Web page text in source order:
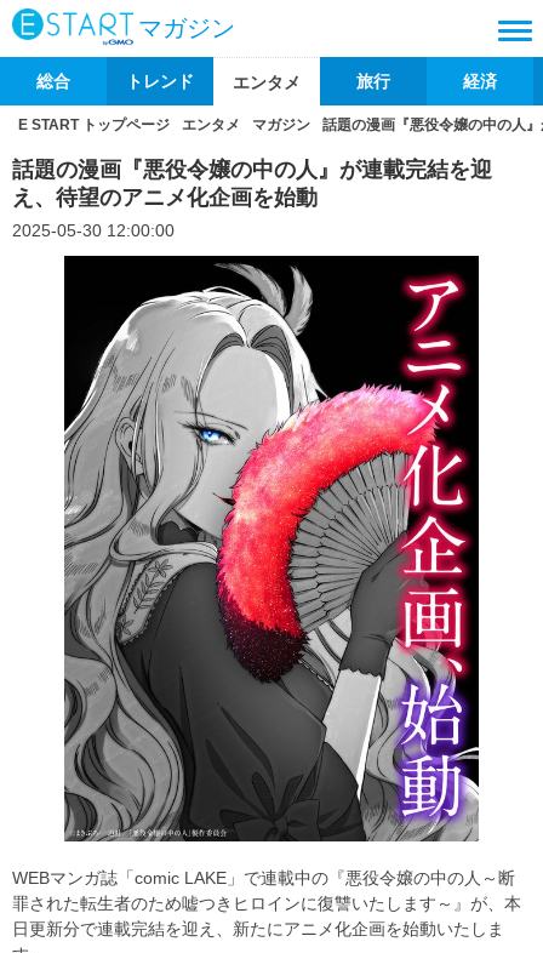
マガジン
総合 トレンド エンタメ 旅行 経済
E START トップページ エンタメ マガジン 話題の漫画『悪役令嬢の中の人
話題の漫画『悪役令嬢の中の人』が連載完結を迎
え、待望のアニメ化企画を始動
2025-05-30 12:00:00
WEBマンガ誌「comic LAKE」で連載中の『悪役令嬢の中の人～断
罪された転生者のため嘘つきヒロインに復讐いたします～』が、本
日更新分で連載完結を迎え、新たにアニメ化企画を始動いたしま